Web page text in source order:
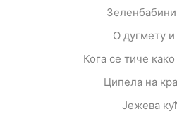
О дугмету
Кога се тиче
Ципела на
Јежева